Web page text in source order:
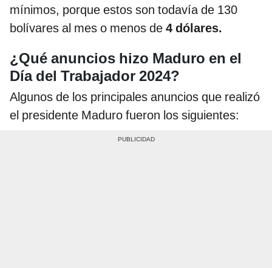
mínimos, porque estos son todavía de 130
bolívares al mes o menos de 4 dólares.
¿Qué anuncios hizo Maduro en el
Día del Trabajador 2024?
Algunos de los principales anuncios que realizó
el presidente Maduro fueron los siguientes: